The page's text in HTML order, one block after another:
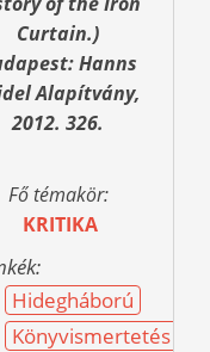
Curtain.)
Hanns
Alapítvány,
2012. 326.
Fő témakör:
KRITIKA
Hidegháború
Könyvismertetés